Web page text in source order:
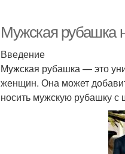
Мужская рубашка
Введение
Мужская рубашка — это
женщин. Она может
носить мужскую рубашку с